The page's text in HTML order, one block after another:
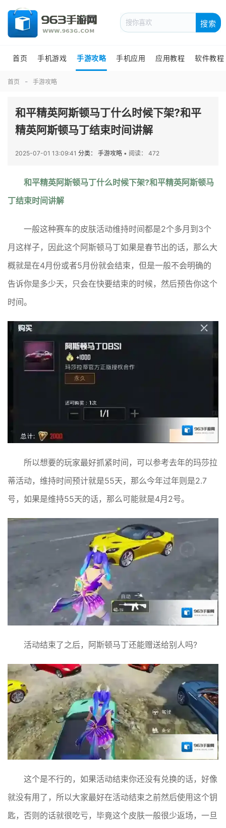
搜索
首页 手机游戏 手游攻略 手机应用 应用教程 软件教程
首页 手游攻略
和平精英阿斯顿马丁什么时候下架?和平
精英阿斯顿马丁结束时间讲解
2025-07-01 13:09:41 分类： 手游攻略 • 阅读： 472
和平精英阿斯顿马丁什么时候下架?和平精英阿斯顿马
丁结束时间讲解
一般这种赛车的皮肤活动维持时间都是2个多月到3个
月这样子，因此这个阿斯顿马丁如果是春节出的话，那么大
概就是在4月份或者5月份就会结束，但是一般不会明确的
告诉你是多少天，只会在快要结束的时候，然后预告你这个
时间。
所以想要的玩家最好抓紧时间，可以参考去年的玛莎拉
蒂活动，维持时间预计就是55天，那么今年过年则是2.7
号，如果是维持55天的话，那么可能就是4月2号。
活动结束了之后，阿斯顿马丁还能赠送给别人吗?
这个是不行的，如果活动结束你还没有兑换的话，好像
就没有用了，所以大家最好在活动结束之前然后使用这个钥
匙，否则的话就很吃亏，毕竟这个皮肤一般很少返场，一旦